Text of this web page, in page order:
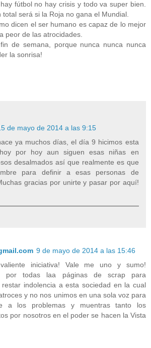
fútbol no hay crisis y todo va super bien.
total será si la Roja no gana el Mundial.
dicen el ser humano es capaz de lo mejor
peor de las atrocidades.
de semana, porque nunca nunca nunca
la sonrisa!
de mayo de 2014 a las 9:15
ya muchos días, el día 9 hicimos esta
por hoy aun siguen esas niñas en
desalmados así que realmente es que
para definir a esas personas de
gracias por unirte y pasar por aquí!
9 de mayo de 2014 a las 15:46
iniciativa! Vale me uno y sumo!
por todas laa páginas de scrap para
restar indolencia a esta sociedad en la cual
y no nos unimos en una sola voz para
a los problemas y muentras tanto los
por nosotros en el poder se hacen la Vista